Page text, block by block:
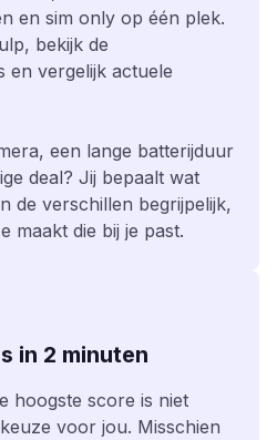
en sim only op één plek.
bekijk de
en vergelijk actuele
een lange batterijduur
deal? Jij bepaalt wat
de verschillen begrijpelijk,
maakt die bij je past.
in 2 minuten
hoogste score is niet
voor jou. Misschien